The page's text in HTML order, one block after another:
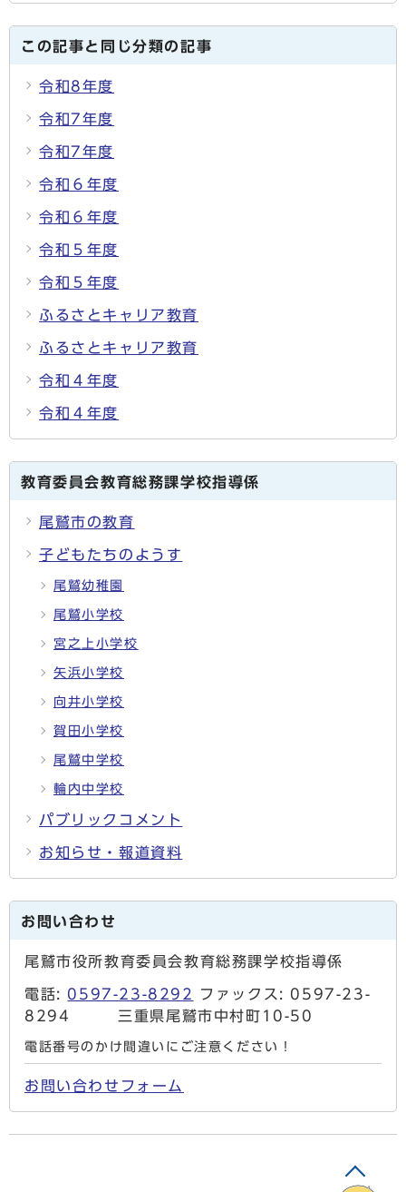
この記事と同じ分類の記事
令和8年度
令和7年度
令和7年度
令和６年度
令和６年度
令和５年度
令和５年度
ふるさとキャリア教育
ふるさとキャリア教育
令和４年度
令和４年度
教育委員会教育総務課学校指導係
尾鷲市の教育
子どもたちのようす
尾鷲幼稚園
尾鷲小学校
宮之上小学校
矢浜小学校
向井小学校
賀田小学校
尾鷲中学校
輪内中学校
パブリックコメント
お知らせ・報道資料
お問い合わせ
尾鷲市役所教育委員会教育総務課学校指導係
電話: 0597-23-8292
ファックス: 0597-23-
8294 三重県尾鷲市中村町10-50
電話番号のかけ間違いにご注意ください！
お問い合わせフォーム